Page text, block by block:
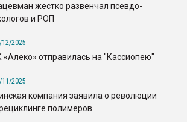
жестко развенчал псевдо-
и РОП
12/2025
«Алеко» отправилась на "Кассиопею"
11/2025
компания заявила о революции
полимеров